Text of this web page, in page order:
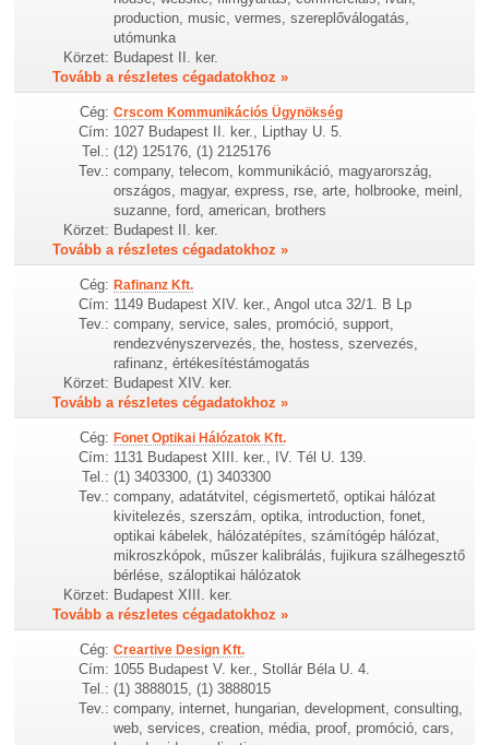
production, music, vermes, szereplőválogatás,
utómunka
Körzet: Budapest II. ker.
Tovább a részletes cégadatokhoz »
Cég: Crscom Kommunikációs Ügynökség
Cím: 1027 Budapest II. ker., Lipthay U. 5.
Tel.: (12) 125176, (1) 2125176
Tev.: company, telecom, kommunikáció, magyarország,
országos, magyar, express, rse, arte, holbrooke, meinl,
suzanne, ford, american, brothers
Körzet: Budapest II. ker.
Tovább a részletes cégadatokhoz »
Cég: Rafinanz Kft.
Cím: 1149 Budapest XIV. ker., Angol utca 32/1. B Lp
Tev.: company, service, sales, promóció, support,
rendezvényszervezés, the, hostess, szervezés,
rafinanz, értékesítéstámogatás
Körzet: Budapest XIV. ker.
Tovább a részletes cégadatokhoz »
Cég: Fonet Optikai Hálózatok Kft.
Cím: 1131 Budapest XIII. ker., IV. Tél U. 139.
Tel.: (1) 3403300, (1) 3403300
Tev.: company, adatátvitel, cégismertető, optikai hálózat
kivitelezés, szerszám, optika, introduction, fonet,
optikai kábelek, hálózatépítes, számítógép hálózat,
mikroszkópok, műszer kalibrálás, fujikura szálhegesztő
bérlése, száloptikai hálózatok
Körzet: Budapest XIII. ker.
Tovább a részletes cégadatokhoz »
Cég: Creartive Design Kft.
Cím: 1055 Budapest V. ker., Stollár Béla U. 4.
Tel.: (1) 3888015, (1) 3888015
Tev.: company, internet, hungarian, development, consulting,
web, services, creation, média, proof, promóció, cars,